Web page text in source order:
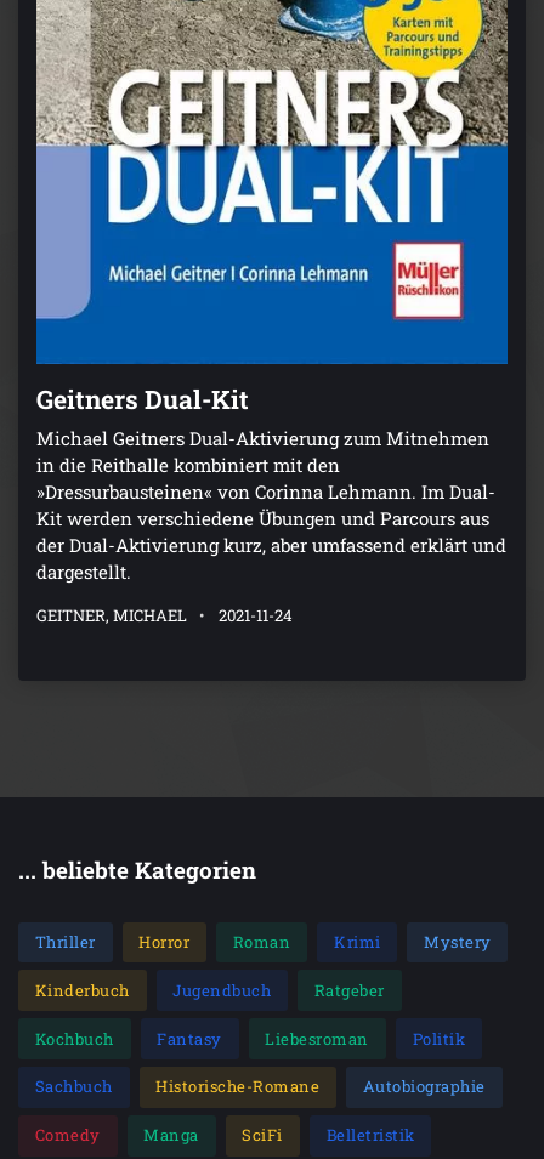
Geitners Dual-Kit
Michael Geitners Dual-Aktivierung zum Mitnehmen
in die Reithalle kombiniert mit den
»Dressurbausteinen« von Corinna Lehmann. Im Dual-
Kit werden verschiedene Übungen und Parcours aus
der Dual-Aktivierung kurz, aber umfassend erklärt und
dargestellt.
GEITNER, MICHAEL 2021-11-24
... beliebte Kategorien
Thriller Horror Roman Krimi Mystery
Kinderbuch Jugendbuch Ratgeber
Kochbuch Fantasy Liebesroman Politik
Sachbuch Historische-Romane Autobiographie
Comedy Manga SciFi Belletristik